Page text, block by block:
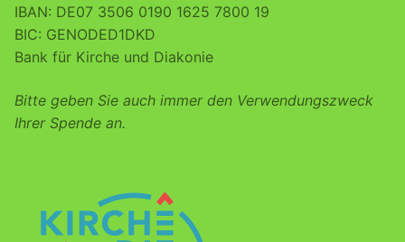
IBAN: DE07 3506 0190 1625 7800 19
BIC: GENODED1DKD
Bank für Kirche und Diakonie
Bitte geben Sie auch immer den Verwendungszweck
Ihrer Spende an.